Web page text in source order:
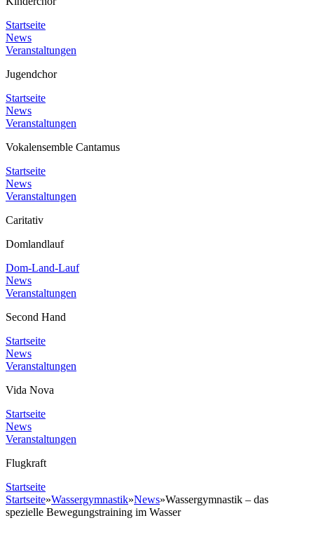
Startseite
News
Veranstaltungen
Jugendchor
Startseite
News
Veranstaltungen
Vokalensemble Cantamus
Startseite
News
Veranstaltungen
Caritativ
Domlandlauf
Dom-Land-Lauf
News
Veranstaltungen
Second Hand
Startseite
News
Veranstaltungen
Vida Nova
Startseite
News
Veranstaltungen
Flugkraft
Startseite
Startseite»Wassergymnastik»News»Wassergymnastik – das
spezielle Bewegungstraining im Wasser